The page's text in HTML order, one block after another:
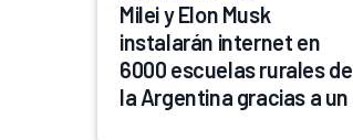
Milei y Elon Musk
instalarán internet en
6000 escuelas rurales de
la Argentina gracias a un